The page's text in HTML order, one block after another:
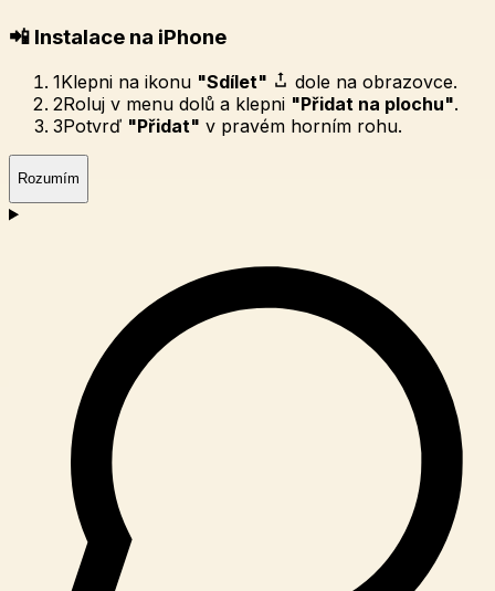
📲 Instalace na iPhone
1Klepni na ikonu "Sdílet"
dole na obrazovce.
2Roluj v menu dolů a klepni "Přidat na plochu".
3Potvrď "Přidat" v pravém horním rohu.
Rozumím